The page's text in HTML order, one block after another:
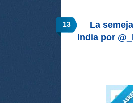
13
La
India por